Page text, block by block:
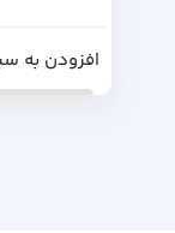
افزودن به